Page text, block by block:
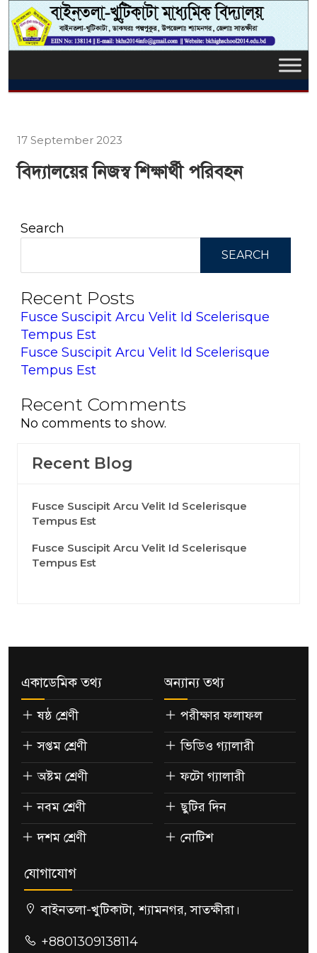
17 September 2023
বিদ্যালয়ের নিজস্ব শিক্ষার্থী পরিবহন
Search
SEARCH
Recent Posts
Fusce Suscipit Arcu Velit Id Scelerisque
Tempus Est
Fusce Suscipit Arcu Velit Id Scelerisque
Tempus Est
Recent Comments
No comments to show.
Recent Blog
Fusce Suscipit Arcu Velit Id Scelerisque
Tempus Est
Fusce Suscipit Arcu Velit Id Scelerisque
Tempus Est
একাডেমিক তথ্য
ষষ্ঠ শ্রেণী
সপ্তম শ্রেণী
অষ্টম শ্রেণী
নবম শ্রেণী
দশম শ্রেণী
অন্যান্য তথ্য
পরীক্ষার ফলাফল
ভিডিও গ্যালারী
ফটো গ্যালারী
ছুটির দিন
নোটিশ
যোগাযোগ
বাইনতলা-খুটিকাটা, শ্যামনগর, সাতক্ষীরা।
+8801309138114